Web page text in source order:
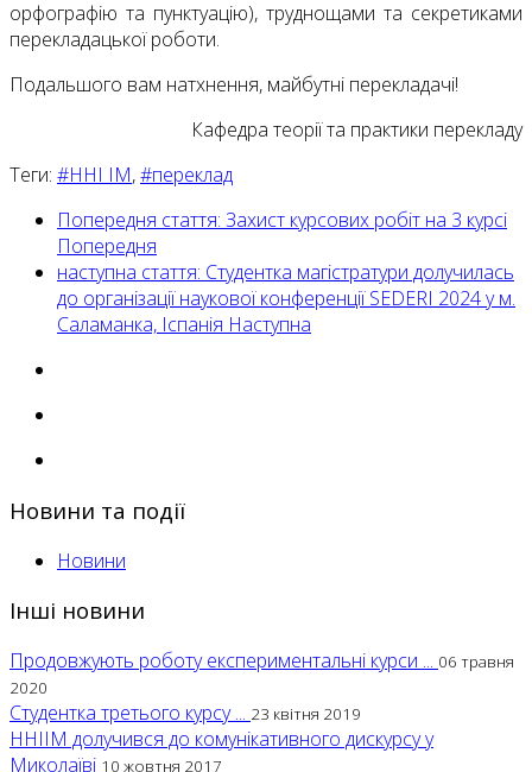
орфографію та пунктуацію), труднощами та секретиками
перекладацької роботи.
Подальшого вам натхнення, майбутні перекладачі!
Кафедра теорії та практики перекладу
Теги: #ННІ ІМ,#переклад
Попередня стаття: Захист курсових робіт на 3 курсі
Попередня
наступна стаття: Студентка магістратури долучилась
до організації наукової конференції SEDERI 2024 у м.
Саламанка, Іспанія Наступна
Новини та події
Новини
Інші новини
Продовжують роботу експериментальні курси ... 06 травня
2020
Студентка третього курсу ... 23 квітня 2019
ННІІМ долучився до комунікативного дискурсу у
Миколаїві 10 жовтня 2017